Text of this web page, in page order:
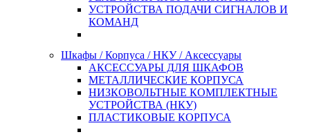
УСТРОЙСТВА ПОДАЧИ СИГНАЛОВ И
КОМАНД
Шкафы / Корпуса / НКУ / Аксессуары
АКСЕССУАРЫ ДЛЯ ШКАФОВ
МЕТАЛЛИЧЕСКИЕ КОРПУСА
НИЗКОВОЛЬТНЫЕ КОМПЛЕКТНЫЕ
УСТРОЙСТВА (НКУ)
ПЛАСТИКОВЫЕ КОРПУСА